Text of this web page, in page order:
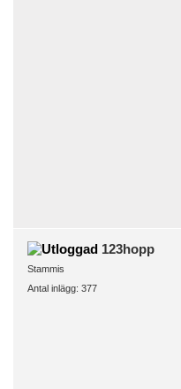
123hopp
Stammis
Antal inlägg: 377